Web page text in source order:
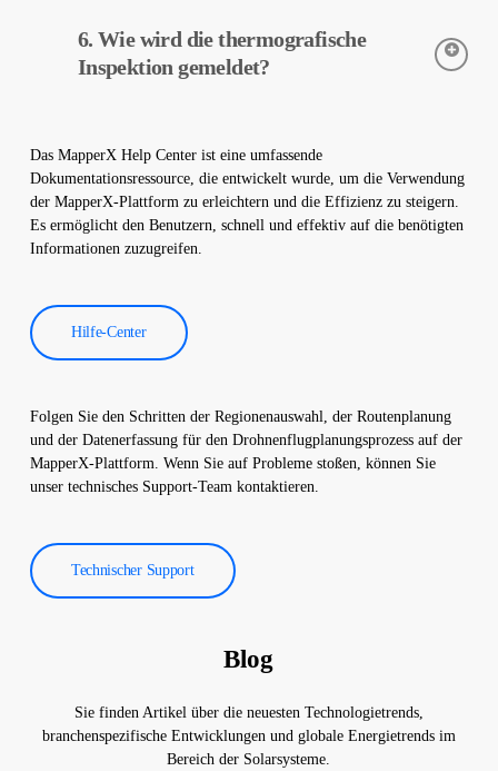
von Geräten in Solarkraftwerken genau zu erfassen. Diese
Kameras helfen bei der frühzeitigen Fehlererkennung und
6. Wie wird die thermografische
Inspektion gemeldet?
erstellt. Diese Berichte werden verwendet, um die Effizienz von
Solarkraftwerken zu verbessern und die Betriebskosten zu
senken.
Das MapperX Help Center ist eine umfassende
Dokumentationsressource, die entwickelt wurde, um die Verwendung
der MapperX-Plattform zu erleichtern und die Effizienz zu steigern.
Es ermöglicht den Benutzern, schnell und effektiv auf die benötigten
Informationen zuzugreifen.
Hilfe-Center
Folgen Sie den Schritten der Regionenauswahl, der Routenplanung
und der Datenerfassung für den Drohnenflugplanungsprozess auf der
MapperX-Plattform. Wenn Sie auf Probleme stoßen, können Sie
unser technisches Support-Team kontaktieren.
Technischer Support
Blog
Sie finden Artikel über die neuesten Technologietrends,
branchenspezifische Entwicklungen und globale Energietrends im
Bereich der Solarsysteme.